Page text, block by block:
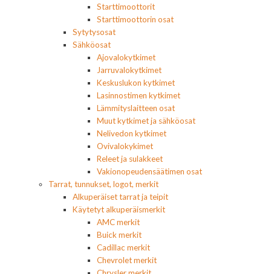
Starttimoottorit
Starttimoottorin osat
Sytytysosat
Sähköosat
Ajovalokytkimet
Jarruvalokytkimet
Keskuslukon kytkimet
Lasinnostimen kytkimet
Lämmityslaitteen osat
Muut kytkimet ja sähköosat
Nelivedon kytkimet
Ovivalokykimet
Releet ja sulakkeet
Vakionopeudensäätimen osat
Tarrat, tunnukset, logot, merkit
Alkuperäiset tarrat ja teipit
Käytetyt alkuperäismerkit
AMC merkit
Buick merkit
Cadillac merkit
Chevrolet merkit